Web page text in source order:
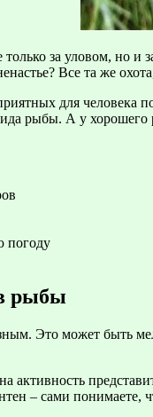
только за уловом, но
Все та же
для
рыбы. А у
погоду
рыбы
Это может быть
активность
– сами понимаете,